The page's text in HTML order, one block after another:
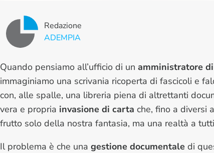
Redazione
ADEMPIA
Quando pensiamo all’ufficio di un amministratore
immaginiamo una scrivania ricoperta di fascicoli e
con, alle spalle, una libreria piena di altrettanti
vera e propria invasione di carta che, fino a diversi
frutto solo della nostra fantasia, ma una realtà a
Il problema è che una gestione documentale di